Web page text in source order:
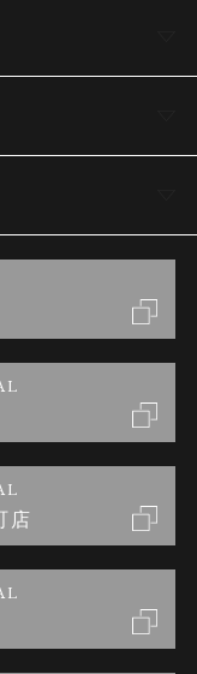
ラン
店